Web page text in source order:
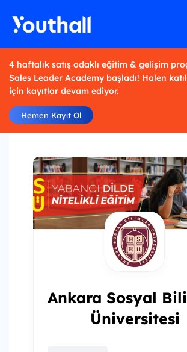
4 haftalık satış odaklı eğitim & gelişim
Sales Leader Academy başladı! Halen
için kayıtlar devam ediyor.
Hemen Kayıt Ol
Ankara Sosyal
Üniversitesi